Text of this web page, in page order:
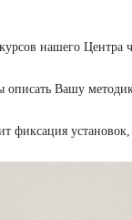
нашего Центра
описать Вашу
фиксация